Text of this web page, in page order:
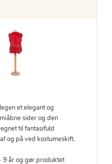
et elegant og
sider og den
til fantasifuld
og på ved kostumeskift.
9 år og gør produktet